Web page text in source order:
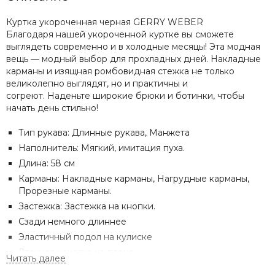
Куртка укороченная черная GERRY WEBER
Благодаря нашей укороченной куртке вы сможете
выглядеть современно и в холодные месяцы! Эта модная
вещь — модный выбор для прохладных дней. Накладные
карманы и изящная ромбовидная стежка не только
великолепно выглядят, но и практичны и
согреют. Наденьте широкие брюки и ботинки, чтобы
начать день стильно!
Тип рукава: Длинные рукава, Манжета
Наполнитель: Мягкий, имитация пуха.
Длина: 58 см
Карманы: Накладные карманы, Нагрудные карманы,
Прорезные карманы.
Застежка: Застежка на кнопки.
Сзади немного длиннее
Эластичный подол на кулиске
Втачная кокетка на плече